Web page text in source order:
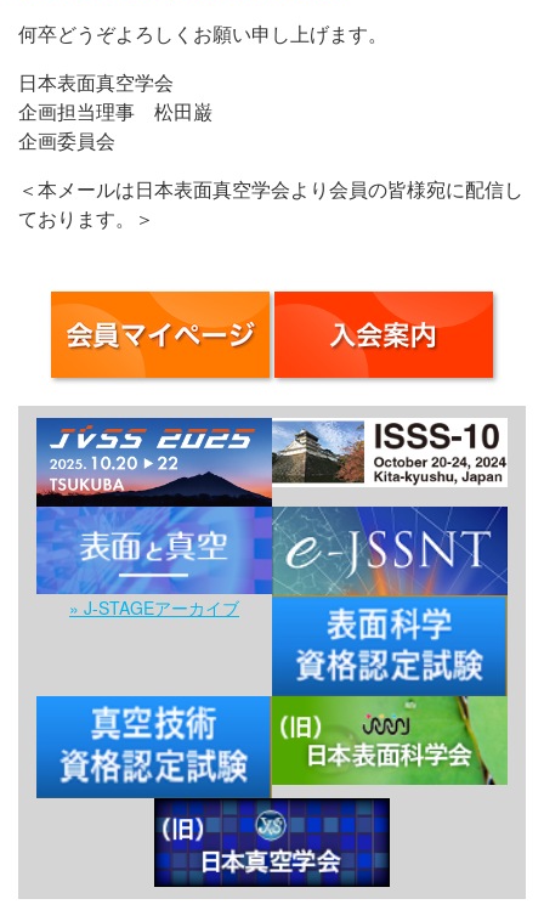
何卒どうぞよろしくお願い申し上げます。
日本表面真空学会
企画担当理事 松田巌
企画委員会
＜本メールは日本表面真空学会より会員の皆様宛に配信し
ております。＞
» J-STAGEアーカイブ